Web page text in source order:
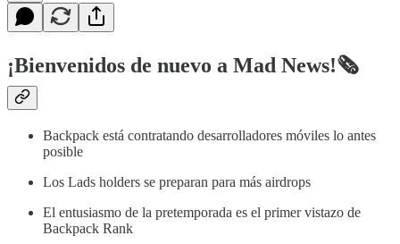
¡Bienvenidos de nuevo a Mad News!🗞️
Backpack está contratando desarrolladores móviles lo antes
posible
Los Lads holders se preparan para más airdrops
El entusiasmo de la pretemporada es el primer vistazo de
Backpack Rank